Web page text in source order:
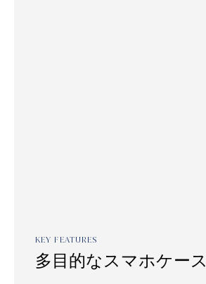
KEY FEATURES
多目的なスマホケース